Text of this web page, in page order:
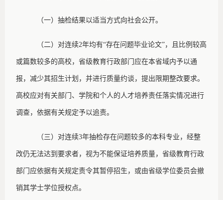
（一）抽检结果以适当方式向社会公开。
（二）对连续2年均有“存在问题毕业论文”，且比例较高
或篇数较多的高校，省级教育行政部门应在本省域内予以通
报，减少其招生计划，并进行质量约谈，提出限期整改要求。
高校应对有关部门、学院和个人的人才培养责任落实情况进行
调查，依据有关规定予以追责。
（三）对连续3年抽检存在问题较多的本科专业，经整
改仍无法达到要求者，视为不能保证培养质量，省级教育行政
部门应依据有关规定责令其暂停招生，或由省级学位委员会撤
销其学士学位授权点。